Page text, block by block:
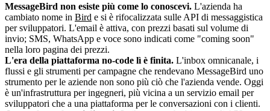
MessageBird non esiste più come lo conoscevi. L'azienda ha
cambiato nome in Bird e si è rifocalizzata sulle API di messaggistica
per sviluppatori. L'email è attiva, con prezzi basati sul volume di
invio; SMS, WhatsApp e voce sono indicati come "coming soon"
nella loro pagina dei prezzi.
L'era della piattaforma no-code lì è finita. L'inbox omnicanale, i
flussi e gli strumenti per campagne che rendevano MessageBird uno
strumento per le aziende non sono più ciò che l'azienda vende. Oggi
è un'infrastruttura per ingegneri, più vicina a un servizio email per
sviluppatori che a una piattaforma per le conversazioni con i clienti.